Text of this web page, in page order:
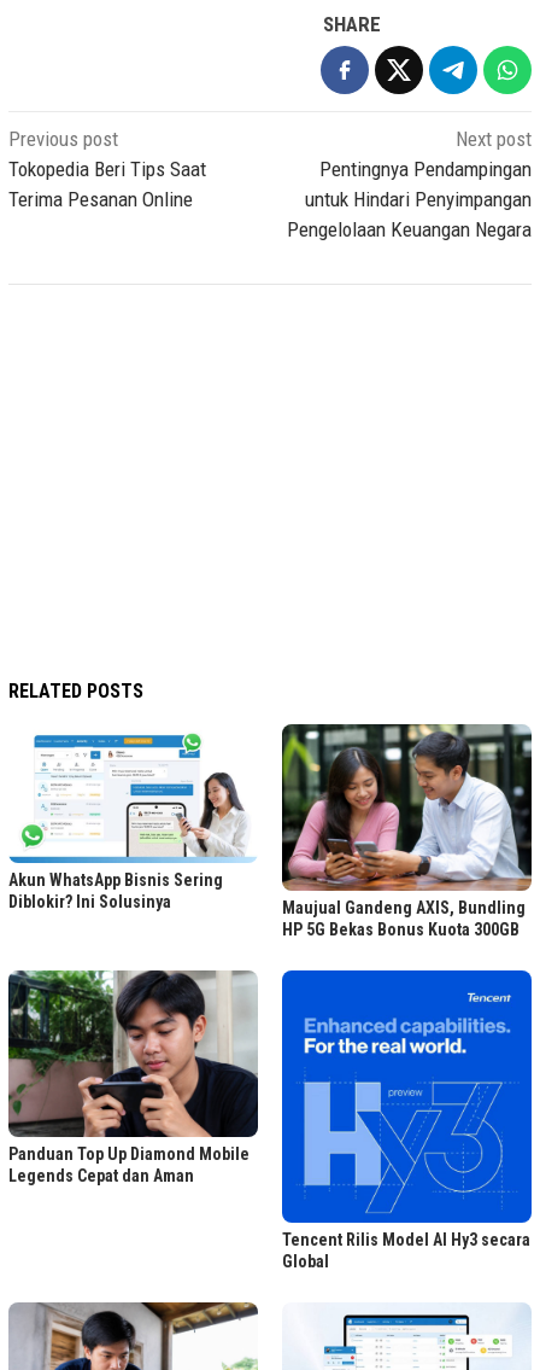
SHARE
Post
navigation
Previous post
Tokopedia Beri Tips Saat
Terima Pesanan Online
Next post
Pentingnya Pendampingan
untuk Hindari Penyimpangan
Pengelolaan Keuangan Negara
RELATED POSTS
Akun WhatsApp Bisnis Sering
Diblokir? Ini Solusinya
Maujual Gandeng AXIS, Bundling
HP 5G Bekas Bonus Kuota 300GB
Panduan Top Up Diamond Mobile
Legends Cepat dan Aman
Tencent Rilis Model AI Hy3 secara
Global